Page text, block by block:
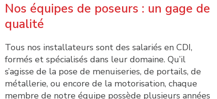
Nos équipes de poseurs : un gage de
qualité
Tous nos installateurs sont des salariés en CDI,
formés et spécialisés dans leur domaine. Qu’il
s’agisse de la pose de menuiseries, de portails, de
métallerie, ou encore de la motorisation, chaque
membre de notre équipe possède plusieurs années